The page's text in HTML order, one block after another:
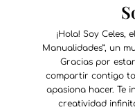
¡Hola! Soy Celes,
Manualidades”, un
Gracias por
compartir contigo
apasiona hacer. Te
creatividad